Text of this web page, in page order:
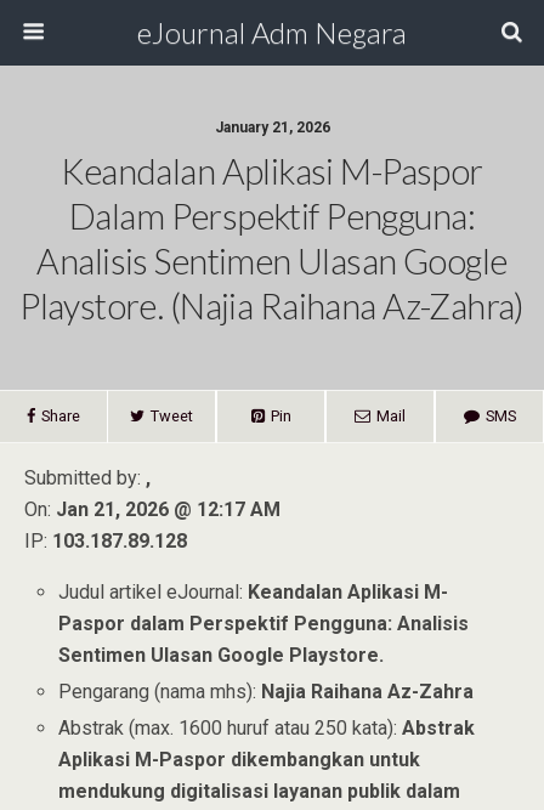
eJournal Adm Negara
January 21, 2026
Keandalan Aplikasi M-Paspor
Dalam Perspektif Pengguna:
Analisis Sentimen Ulasan Google
Playstore. (Najia Raihana Az-Zahra)
Share Tweet Pin Mail SMS
Submitted by: ,
On: Jan 21, 2026 @ 12:17 AM
IP: 103.187.89.128
Judul artikel eJournal: Keandalan Aplikasi M-
Paspor dalam Perspektif Pengguna: Analisis
Sentimen Ulasan Google Playstore.
Pengarang (nama mhs): Najia Raihana Az-Zahra
Abstrak (max. 1600 huruf atau 250 kata):Abstrak
Aplikasi M-Paspor dikembangkan untuk
mendukung digitalisasi layanan publik dalam